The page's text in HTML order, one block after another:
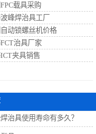
载具采购
峰焊治具工厂
动锁螺丝机价格
治具厂家
夹具销售
治具使用寿命有多久？